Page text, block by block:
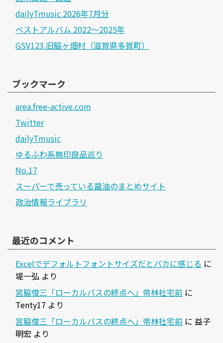
dailyTmusic 2026年7月分
ベストアルバム 2022～2025年
GSV123.旧脇ヶ畑村（滋賀県多賀町）
ブックマーク
area.free-active.com
Twitter
dailyTmusic
ゆるふわ系無印良品巡り
No.17
スーパーで売っている醤油のまとめサイト
政治情報ライブラリ
最近のコメント
Excelでデフォルトフォントサイズだとバカに感じる に
堤一弘 より
宮脇俊三「ローカルバスの終点へ」帝林社宅前 に
Tenty17 より
宮脇俊三「ローカルバスの終点へ」帝林社宅前 に 益子
明宏 より